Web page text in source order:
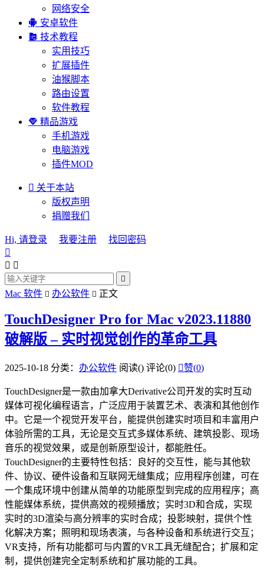
网络安全
 安卓软件
 技术教程
实用技巧
扩展插件
油猴脚本
路由设置
软件教程
 精品游戏
手机游戏
电脑游戏
插件MOD
 关于本站
版权声明
捐赠我们
Hi, 请登录 我要注册
找回密码

 

Mac 软件  办公软件  正文
TouchDesigner Pro for Mac v2023.11880
破解版 – 实时视觉创作的革命工具
2025-10-18 分类： 办公软件 阅读() 评论(0) 赞(0)
TouchDesigner是一款由加拿大Derivative公司开发的实时互动
媒体可视化编程语言，广泛应用于装置艺术、表演和其他创作
中。它是一个视觉开发平台，能提供创建实时项目和丰富用户
体验所需的工具，无论是交互式多媒体系统、建筑投影、现场
音乐的视觉效果，或是创新原型设计，都能胜任。
TouchDesigner的主要特性包括：良好的交互性，能与其他软
件、协议、硬件设备和互联网无缝集成；应用程序创建，可在
一个集成环境中创建从简单的功能原型到完成的应用程序；高
性能媒体系统，提供高效的视频播放；实时3D和合成，实现
实时的3D渲染与高分辨率的实时合成；投影映射，提供个性
化解决方案；照明和现场表演，与各种设备和系统进行交互；
VR支持，所有功能都可与内置的VR工具无缝配合；扩展和定
制，提供创建完全定制系统和扩展功能的工具。